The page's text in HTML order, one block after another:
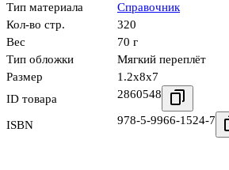
Тип материала
Справочник
Кол-во стр.
320
Вес
70 г
Тип обложки
Мягкий переплёт
Размер
1.2x8x7
ID товара
2860548
ISBN 978-5-9966-1524-7